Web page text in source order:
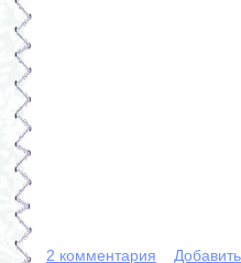
2 комментария